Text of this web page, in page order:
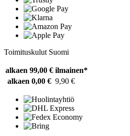
Toimituskulut Suomi
alkaen 99,00 € ilmainen*
alkaen 0,00 € 9,90 €